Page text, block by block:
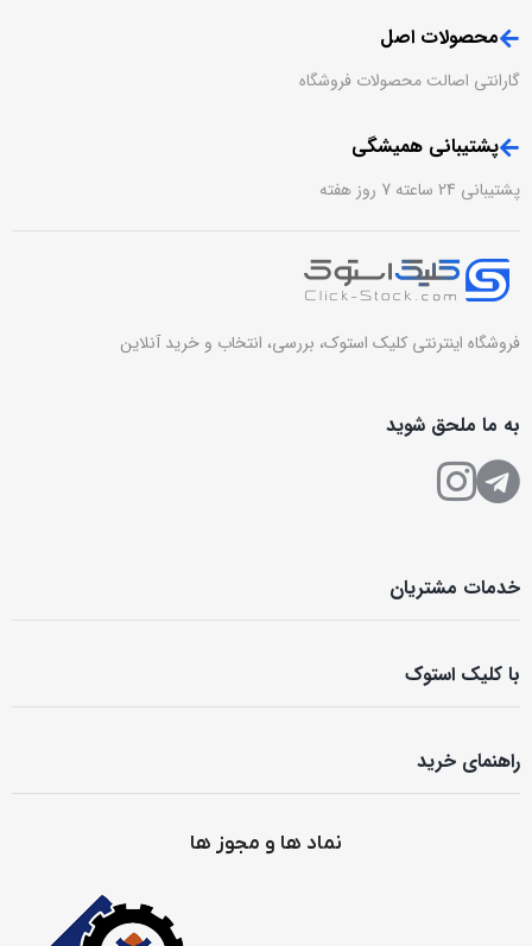
محصولات اصل
گارانتی اصالت محصولات فروشگاه
پشتیبانی همیشگی
پشتیبانی 24 ساعته 7 روز هفته
فروشگاه اینترنتی کلیک استوک، بررسی، انتخاب و خرید آنلاین
به ما ملحق شوید
خدمات مشتریان
با کلیک استوک
راهنمای خرید
نماد ها و مجوز ها